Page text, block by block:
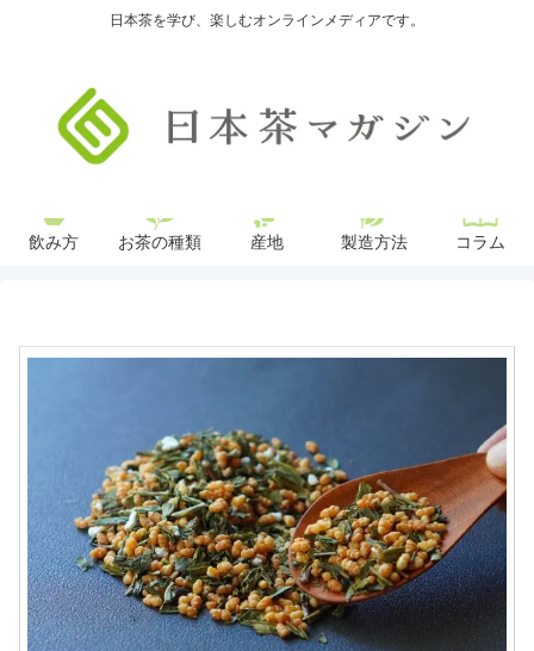
日本茶を学び、楽しむオンラインメディアです。
飲み方 お茶の種類 産地 製造方法 コラム